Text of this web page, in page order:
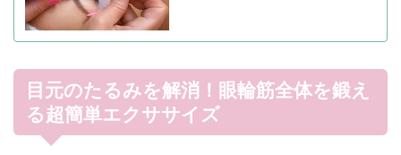
目元のたるみを解消！眼輪筋全体を鍛え
る超簡単エクササイズ